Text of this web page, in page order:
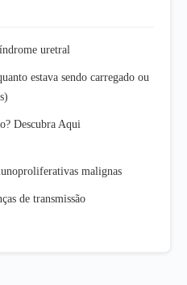
uretral
estava sendo carregado ou
Descubra Aqui
malignas
de transmissão